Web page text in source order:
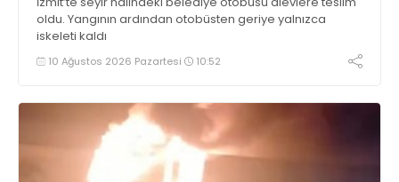
oldu. Yangının ardından otobüsten geriye yalnızca
iskeleti kaldı
10 Ağustos 2026 Pazartesi 10:52